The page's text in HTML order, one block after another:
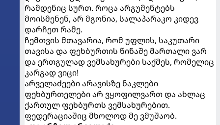
რამდენიც სურთ. როცა არგუმენტებს
მოისმენენ, არ მგონია, სალაპარაკო კიდევ
დარჩეთ რამე.
ჩემთვის მთავარია, რომ უფლის, საკუთარი
თავისა და ფეხბურთის წინაშე მართალი ვარ
და ერთგულად ვემსახურები საქმეს, რომელიც
კარგად ვიცი!
არველაძეები არავისზე ნაკლები
ფეხბურთელები არ ვყოფილვართ და ახლაც
ქართულ ფეხბურთს ვემსახურებით.
ფედერაციაშიც მხოლოდ მე ვმუშაობ.